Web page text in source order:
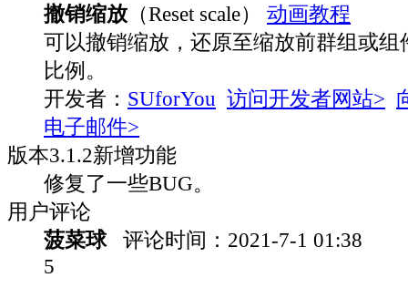
撤销缩放 （Reset scale）
动画教程
可以撤销缩放，还原至缩放前群组或组
比例。
开发者： SUforYou 访问开发者网站>
电子邮件>
版本3.1.2新增功能
修复了一些BUG。
用户评论
菠菜球
评论时间： 2021-7-1 01:38
5